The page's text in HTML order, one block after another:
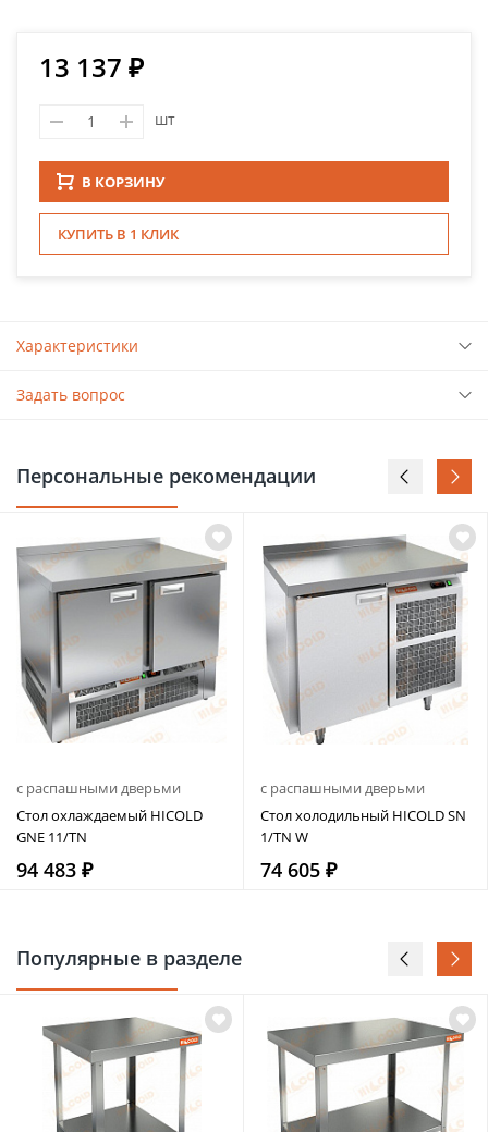
13 137 ₽
шт
В КОРЗИНУ
КУПИТЬ В 1 КЛИК
Характеристики
Задать вопрос
Персональные рекомендации
с распашными дверьми
Стол охлаждаемый HICOLD
GNE 11/TN
94 483 ₽
с распашными дверьми
Стол холодильный HICOLD SN
1/TN W
74 605 ₽
Популярные в разделе